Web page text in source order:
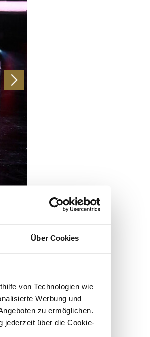
Über Cookies
von Technologien wie
Werbung und
zu ermöglichen.
jederzeit über die Cookie-